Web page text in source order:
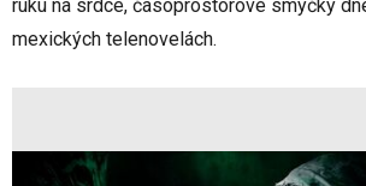
ruku na srdce, časoprostorové smyčky
mexických telenovelách.